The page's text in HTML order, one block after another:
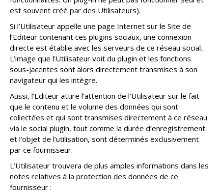
est souvent créé par des Utilisateurs).
Si l’Utilisateur appelle une page Internet sur le Site de
l’Editeur contenant ces plugins sociaux, une connexion
directe est établie avec les serveurs de ce réseau social.
L’image que l’Utilisateur voit du plugin et les fonctions
sous-jacentes sont alors directement transmises à son
navigateur qui les intègre.
Aussi, l’Editeur attire l’attention de l’Utilisateur sur le fait
que le contenu et le volume des données qui sont
collectées et qui sont transmises directement à ce réseau
via le social plugin, tout comme la durée d’enregistrement
et l’objet de l’utilisation, sont déterminés exclusivement
par ce fournisseur.
L’Utilisateur trouvera de plus amples informations dans les
notes relatives à la protection des données de ce
fournisseur :